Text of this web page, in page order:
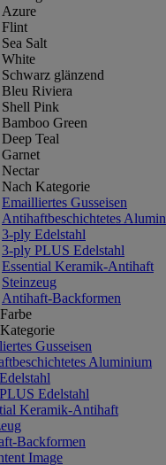
Azure
Flint
Sea Salt
White
Schwarz glänzend
Bleu Riviera
Shell Pink
Bamboo Green
Deep Teal
Garnet
Nectar
Nach Kategorie
Emailliertes Gusseisen
Antihaftbeschichtetes
3-ply Edelstahl
3-ply PLUS Edelstahl
Essential Keramik-Antihaft
Steinzeug
Antihaft-Backformen
Gusseisen
Aluminium
Edelstahl
Keramik-Antihaft
Backformen